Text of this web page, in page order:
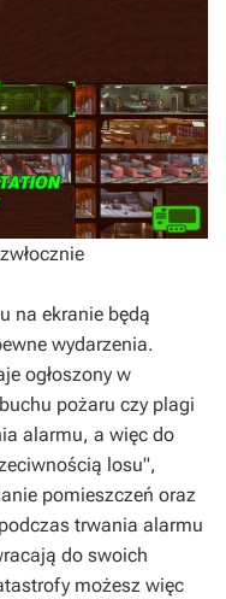
na ekranie będą
wydarzenia.
ogłoszony w
pożaru czy plagi
alarmu, a więc do
losu",
pomieszczeń oraz
trwania alarmu
do swoich
możesz więc